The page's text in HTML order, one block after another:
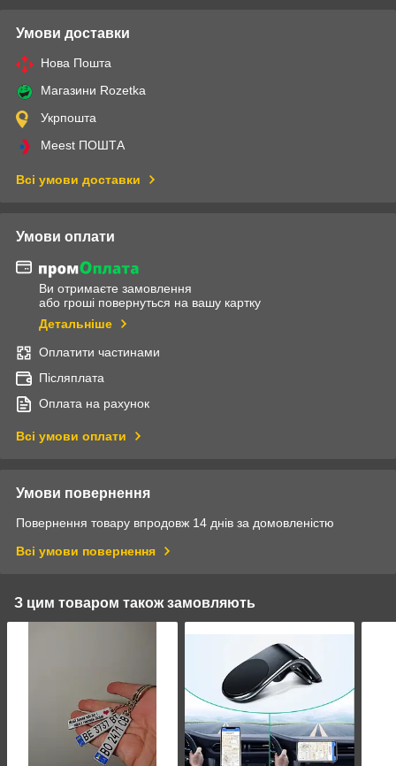
Умови доставки
Нова Пошта
Магазини Rozetka
Укрпошта
Meest ПОШТА
Всі умови доставки
Умови оплати
Ви отримаєте замовлення
або гроші повернуться на вашу картку
Детальніше
Оплатити частинами
Післяплата
Оплата на рахунок
Всі умови оплати
Умови повернення
Повернення товару впродовж 14 днів за домовленістю
Всі умови повернення
З цим товаром також замовляють